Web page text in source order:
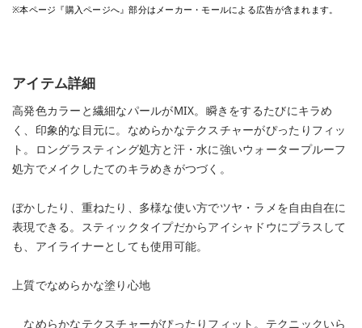
※本ページ『購入ページへ』部分はメーカー・モールによる広告が含まれます。
アイテム詳細
高発色カラーと繊細なパールがMIX。瞬きをするたびにキラめ
く、印象的な目元に。なめらかなテクスチャーがぴったりフィッ
ト。ロングラスティング処方と汗・水に強いウォータープルーフ
処方でメイクしたてのキラめきがつづく。
ぼかしたり、重ねたり、多様な使い方でツヤ・ラメを自由自在に
表現できる。スティックタイプだからアイシャドウにプラスして
も、アイライナーとしても使用可能。
上質でなめらかな塗り心地
なめらかなテクスチャーがぴったりフィット。テクニックいら